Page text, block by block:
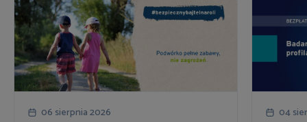
06 sierpnia 2026 04